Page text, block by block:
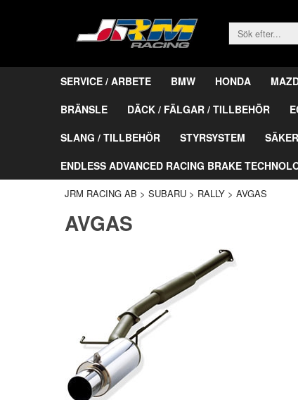
SERVICE / ARBETE BMW HONDA
BRÄNSLE
DÄCK / FÄLGAR / TILLBEHÖR
SLANG / TILLBEHÖR
STYRSYSTEM
ENDLESS ADVANCED RACING BRAKE
JRM RACING AB > SUBARU > RALLY > AVGAS
AVGAS